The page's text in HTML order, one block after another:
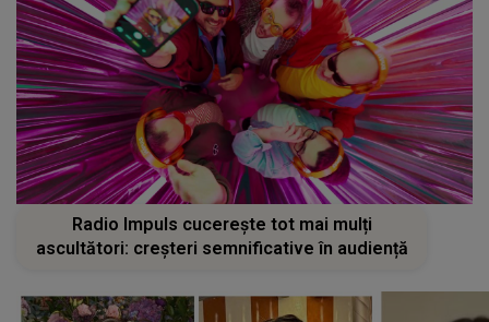
Radio Impuls cucerește tot mai mulți
ascultători: creșteri semnificative în audiență